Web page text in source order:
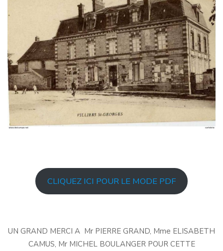
CLIQUEZ ICI POUR LE MODE PDF
UN GRAND MERCI A Mr PIERRE GRAND, Mme ELISABETH
CAMUS, Mr MICHEL BOULANGER POUR CETTE